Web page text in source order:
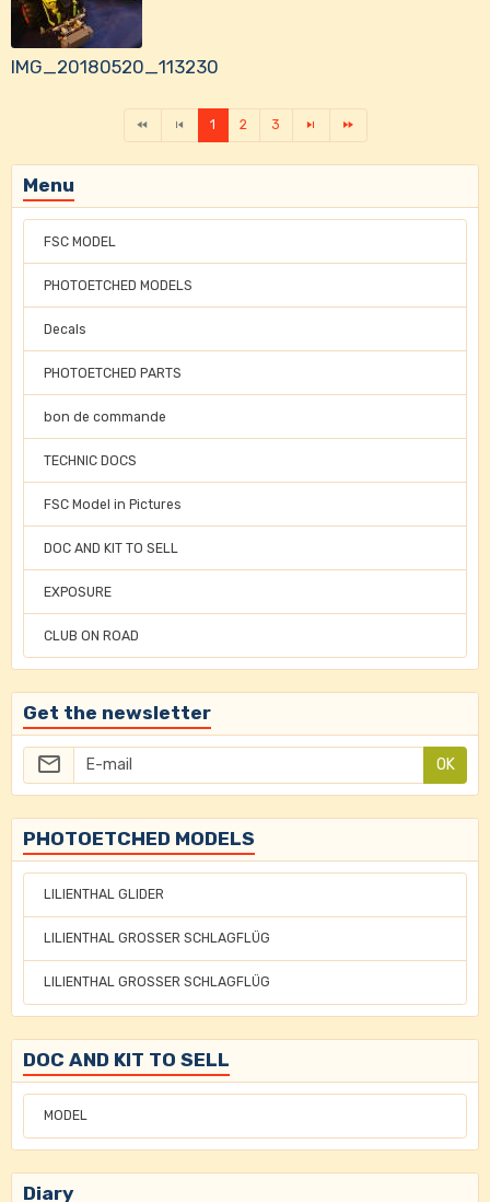
IMG_20180520_113230
1 2 3
Menu
FSC MODEL
PHOTOETCHED MODELS
Decals
PHOTOETCHED PARTS
bon de commande
TECHNIC DOCS
FSC Model in Pictures
DOC AND KIT TO SELL
EXPOSURE
CLUB ON ROAD
Get the newsletter
OK
PHOTOETCHED MODELS
LILIENTHAL GLIDER
LILIENTHAL GROSSER SCHLAGFLÜG
LILIENTHAL GROSSER SCHLAGFLÜG
DOC AND KIT TO SELL
MODEL
Diary